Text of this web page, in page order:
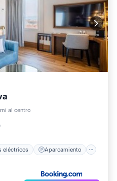
al centro
eléctricos Aparcamiento
vehículos eléctricos